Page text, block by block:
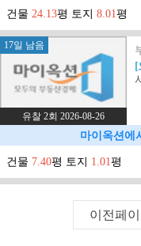
건물 24.13평 토지 8.01평
17일 남음
유찰 2회 2026-08-26
[
마이옥션에
건물 7.40평 토지 1.01평
이전페이